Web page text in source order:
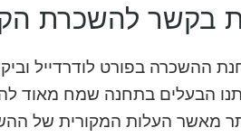
בקשר להשכרת
ההשכרה בפורט לודרדייל
הבעלים בתחנה שמח מאוד
מאשר העלות המקורית של